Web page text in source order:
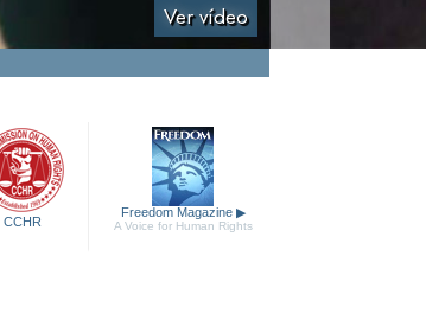
Ver vídeo
CCHR
Freedom Magazine ▶
A Voice for Human Rights